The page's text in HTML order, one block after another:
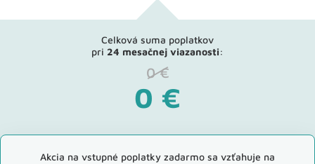
Celková suma poplatkov
pri 24 mesačnej viazanosti:
0€
0 €
Akcia na vstupné poplatky zadarmo sa vzťahuje na